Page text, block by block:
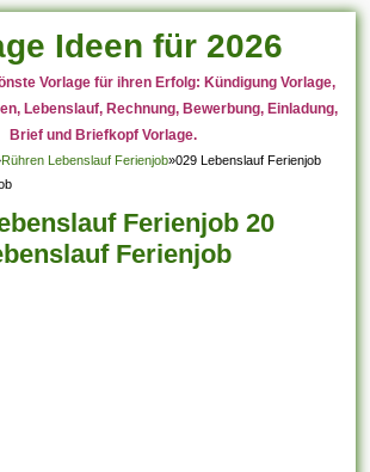
Ideen für 2026
Vorlage für ihren Erfolg: Kündigung Vorlage,
Lebenslauf, Rechnung, Bewerbung, Einladung,
Brief und Briefkopf Vorlage.
Rühren Lebenslauf Ferienjob»029 Lebenslauf Ferienjob
Ferienjob 20
Ferienjob